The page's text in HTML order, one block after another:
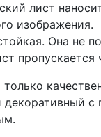
лист
изображения.
Она не
с